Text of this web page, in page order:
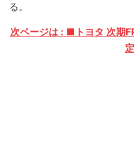
る。
次ページは : ■トヨタ 次期